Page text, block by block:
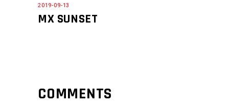
2019-09-13
MX SUNSET
COMMENTS